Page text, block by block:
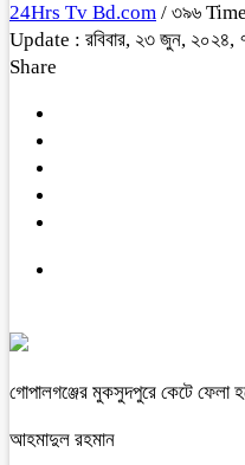
24Hrs Tv Bd.com / ৩৯৬
Update : রবিবার, ২৩ জুন, ২০২৪,
Share
গোপালগঞ্জের মুকসুদপুরে কেটে ফেলা
আহমাদুল রহমান